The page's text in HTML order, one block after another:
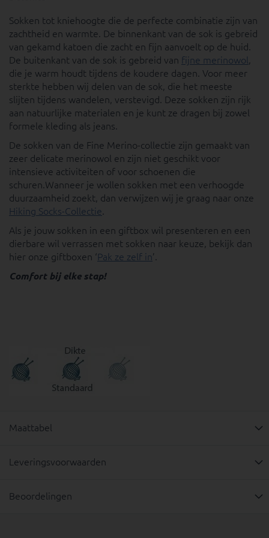
Sokken tot kniehoogte die de perfecte combinatie zijn van
zachtheid en warmte. De binnenkant van de sok is gebreid
van gekamd katoen die zacht en fijn aanvoelt op de huid.
De buitenkant van de sok is gebreid van fijne merinowol
die je warm houdt tijdens de koudere dagen. Voor meer
sterkte hebben wij delen van de sok, die het meeste
slijten tijdens wandelen, verstevigd. Deze sokken zijn rijk
aan natuurlijke materialen en je kunt ze dragen bij zowel
formele kleding als jeans.
De sokken van de Fine Merino-collectie zijn gemaakt van
zeer delicate merinowol en zijn niet geschikt voor
intensieve activiteiten of voor schoenen die
schuren.Wanneer je wollen sokken met een verhoogde
duurzaamheid zoekt, dan verwijzen wij je graag naar onze
Hiking Socks-Collectie.
Als je jouw sokken in een giftbox wil presenteren en een
dierbare wil verrassen met sokken naar keuze, bekijk dan
hier onze giftboxen ‘Pak ze zelf in’.
Comfort bij elke stap!
Maattabel
Leveringsvoorwaarden
Beoordelingen